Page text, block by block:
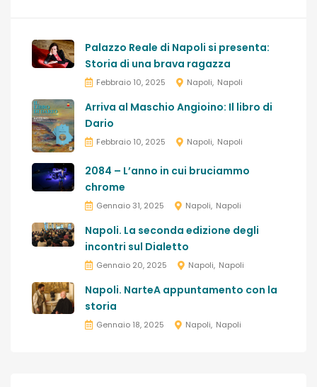
Palazzo Reale di Napoli si presenta:
Storia di una brava ragazza
Febbraio 10, 2025 Napoli Napoli
Arriva al Maschio Angioino: Il libro di
Dario
Febbraio 10, 2025 Napoli Napoli
2084 – L’anno in cui bruciammo
chrome
Gennaio 31, 2025 Napoli Napoli
Napoli. La seconda edizione degli
incontri sul Dialetto
Gennaio 20, 2025 Napoli Napoli
Napoli. NarteA appuntamento con la
storia
Gennaio 18, 2025 Napoli Napoli